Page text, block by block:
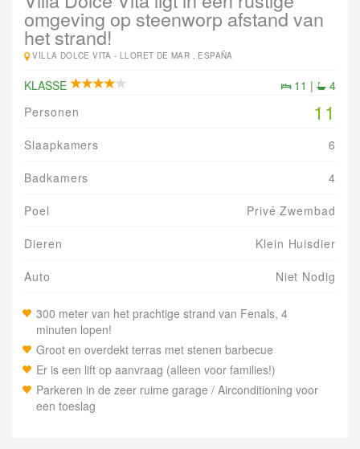
omgeving op steenworp afstand van
het strand!
VILLA DOLCE VITA -LLORET DE MAR , ESPAÑA
KLASSE 11 |
4
Personen
11
Slaapkamers 6
Badkamers 4
Poel Privé Zwembad
Dieren Klein Huisdier
Auto Niet Nodig
300 meter van het prachtige strand van Fenals, 4
minuten lopen!
Groot en overdekt terras met stenen barbecue
Er is een lift op aanvraag (alleen voor families!)
Parkeren in de zeer ruime garage / Airconditioning voor
een toeslag